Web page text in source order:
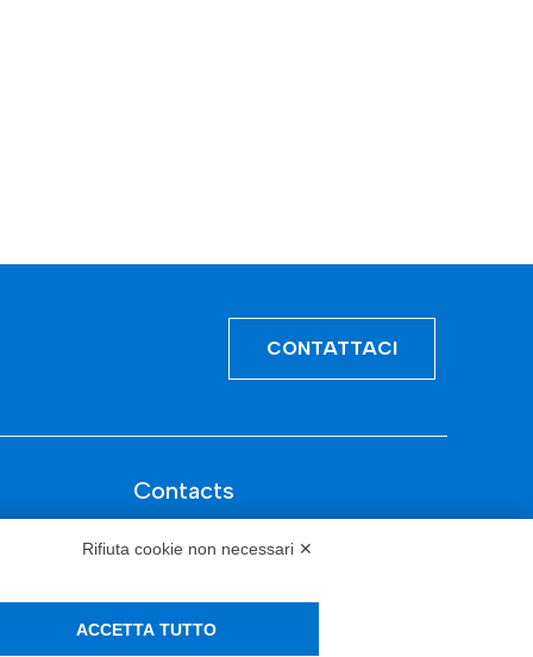
CONTATTACI
Contacts
info@tinextainnovationhub.com
Sede Legale: Corso Mazzini, 11 42015
Rifiuta cookie non necessari ✕
ACCETTA TUTTO